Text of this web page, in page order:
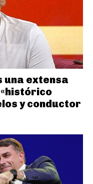
una extensa
y conductor